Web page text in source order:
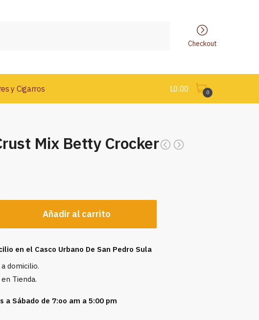
Checkout
y Cigarros L0.00 0
Mix Betty Crocker
Añadir al carrito
en el Casco Urbano De San Pedro Sula
domicilio.
Tienda.
a Sábado de 7:oo am a 5:00 pm